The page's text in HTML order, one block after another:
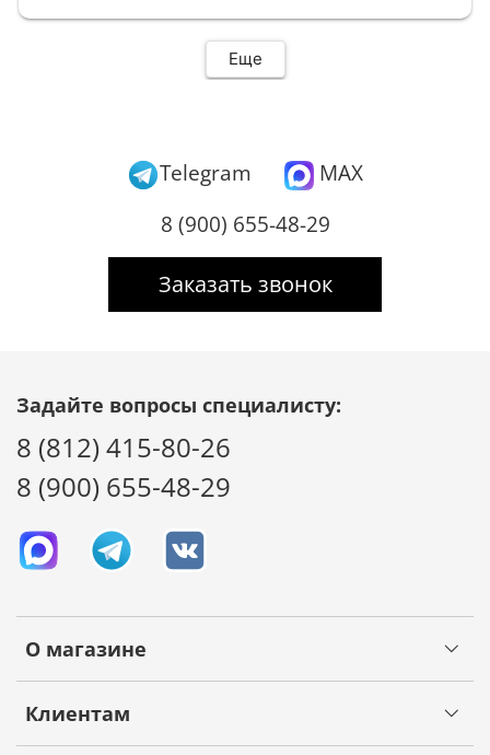
Еще
Telegram
MAX
8 (900) 655-48-29
Заказать звонок
О магазине
Клиентам
Задайте вопросы специалисту:
8 (812) 415-80-26
8 (900) 655-48-29